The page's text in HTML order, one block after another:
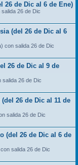
26 de Dic al 6 de Ene)
26 de Dic
(del 26 de Dic al 6
con salida 26 de Dic
26 de Dic al 9 de
salida 26 de Dic
26 de Dic al 11 de
salida 26 de Dic
(del 26 de Dic al 6 de
salida 26 de Dic